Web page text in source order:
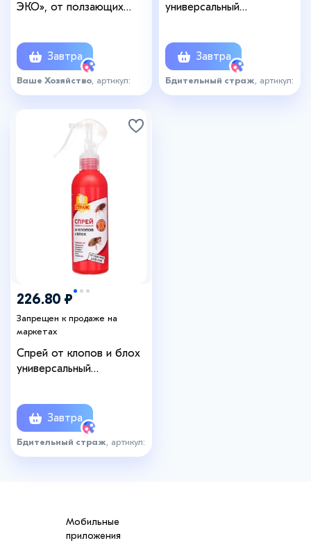
ЭКО», от ползающих
Завтра
Ваше Хозяйство , артикул:
7124643
универсальный
Завтра
Бдительный страж , артикул:
3994922
226.80 ₽
Запрещен к продаже на
маркетах
Спрей от клопов и блох
универсальный
Завтра
Бдительный страж , артикул:
2360551
Мобильные
приложения